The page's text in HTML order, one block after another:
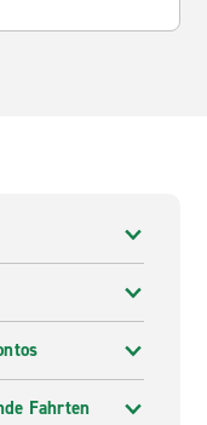
Fahrten